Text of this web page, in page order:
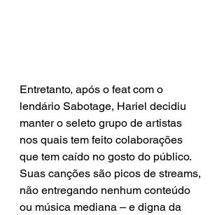
Entretanto, após o feat com o
lendário Sabotage, Hariel decidiu
manter o seleto grupo de artistas
nos quais tem feito colaborações
que tem caído no gosto do público.
Suas canções são picos de streams,
não entregando nenhum conteúdo
ou música mediana – e digna da